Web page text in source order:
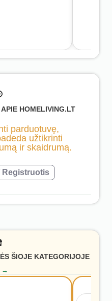
HOMELIVING.LT
parduotuvę,
užtikrinti
ir skaidrumą.
Registruotis
ŠIOJE KATEGORIJOJE
→